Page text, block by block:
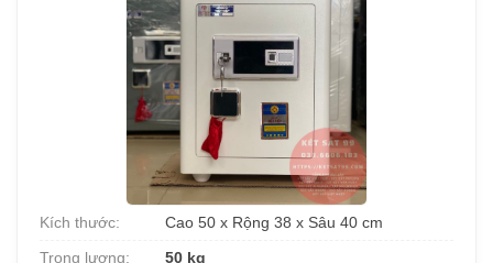
Kích thước:
Cao 50 x Rộng 38 x Sâu 40 cm
Trọng lượng:
50 kg